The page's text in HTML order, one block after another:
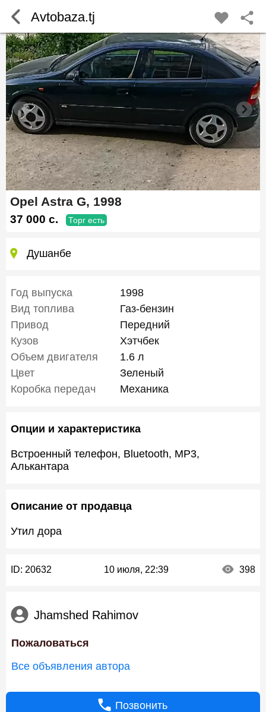
Opel Astra G, 1998
37 000 c. Торг есть
Душанбе
Год выпуска
1998
Вид топлива
Газ-бензин
Привод
Передний
Кузов
Хэтчбек
Объем двигателя
1.6 л
Цвет
Зеленый
Коробка передач
Механика
Опции и характеристика
Встроенный телефон, Bluetooth, MP3,
Алькантара
Описание от продавца
Утил дора
ID: 20632 10 июля, 22:39 398
Jhamshed Rahimov
Пожаловаться
Все объявления автора
Позвонить
Avtobaza.tj